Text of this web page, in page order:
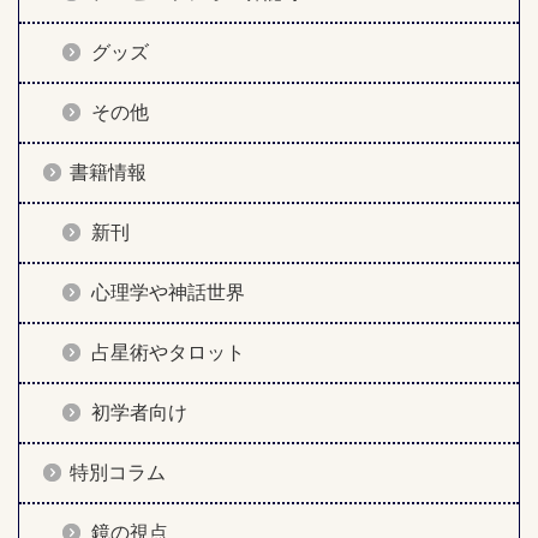
グッズ
その他
書籍情報
新刊
心理学や神話世界
占星術やタロット
初学者向け
特別コラム
鏡の視点